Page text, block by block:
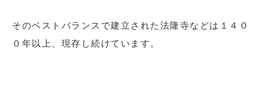
そのベストバランスで建立された法隆寺などは１４０
０年以上、現存し続けています。